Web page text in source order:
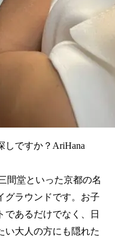
しですか？AriHana
間堂といった京都の名
グラウンドです。お子
であるだけでなく、日
い大人の方にも隠れた